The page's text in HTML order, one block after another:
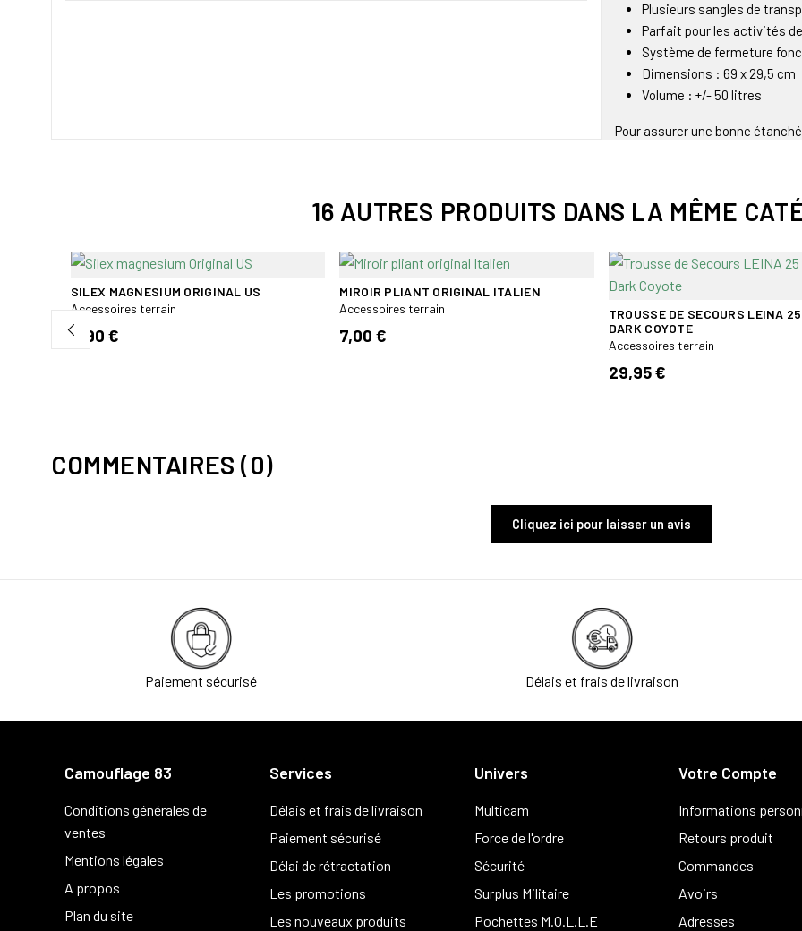
Plusieurs sangles de
Parfait pour les activités
Système de fermeture
Dimensions : 69 x 29,5 cm
Volume : +/- 50 litres
Pour assurer une bonne
adapté pour la plongée, etc.
16 AUTRES PRODUITS DANS LA MÊME
SILEX MAGNESIUM ORIGINAL US
Accessoires terrain
8,90 €
MIROIR PLIANT ORIGINAL ITALIEN
Accessoires terrain
7,00 €
TROUSSE DE SECOURS LEINA
DARK COYOTE
Accessoires terrain
29,95 €
COMMENTAIRES (0)
Cliquez ici pour laisser un avis
Paiement sécurisé Délais et frais de livraison
Camouflage 83
Conditions générales de
ventes
Mentions légales
A propos
Plan du site
Services
Délais et frais de livraison
Paiement sécurisé
Délai de rétractation
Les promotions
Les nouveaux produits
Univers
Multicam
Force de l'ordre
Sécurité
Surplus Militaire
Pochettes M.O.L.L.E
Votre Compte
Informations
Retours produit
Commandes
Avoirs
Adresses